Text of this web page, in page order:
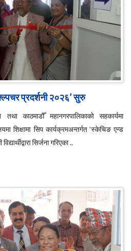
प्रदर्शनी २०२६’ सुरु
तथा काठमाडौँ महानगरपालिकाको सहकार्यमा
शिक्षामा सिप कार्यक्रमअन्तर्गत ‘स्केचिङ एन्ड
सिर्जना गरिएका ..